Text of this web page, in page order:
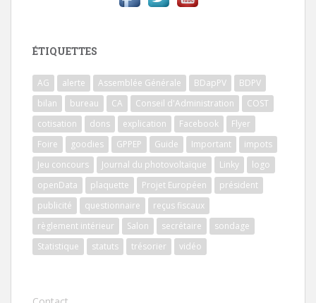
ÉTIQUETTES
AG alerte Assemblée Générale BDapPV
BDPV
bilan
bureau CA Conseil d'Administration
COST
cotisation
dons explication Facebook
Flyer
Foire
goodies GPPEP Guide Important
impots
Jeu concours
Journal du photovoltaïque Linky
logo
openData
plaquette Projet Européen
président
publicité
questionnaire
reçus fiscaux
règlement intérieur
Salon secrétaire
sondage
Statistique
statuts trésorier vidéo